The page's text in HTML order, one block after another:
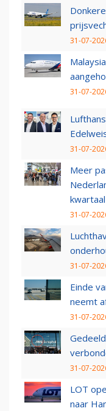
31-07-
31-07-
31-07-
Meer
kwartaal
31-07-
31-07-
Einde
neemt
31-07-
31-07-
LOT
naar